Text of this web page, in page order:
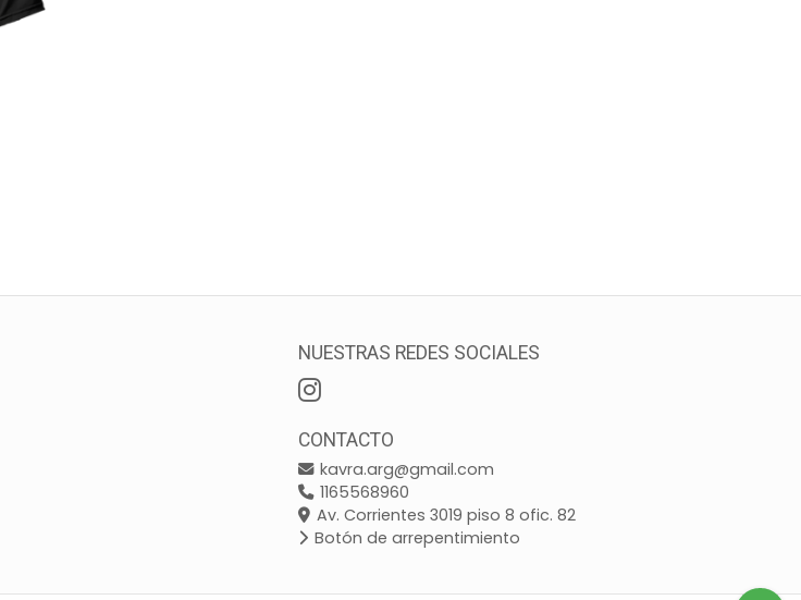
NUESTRAS REDES SOCIALES
CONTACTO
kavra.arg@gmail.com
1165568960
Av. Corrientes 3019 piso 8 ofic. 82
Botón de arrepentimiento